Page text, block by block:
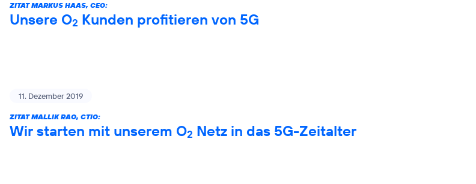
ZITAT MARKUS HAAS, CEO:
Unsere O2 Kunden profitieren von 5G
11. Dezember 2019
ZITAT MALLIK RAO, CTIO:
Wir starten mit unserem O2 Netz in das 5G-Zeitalter